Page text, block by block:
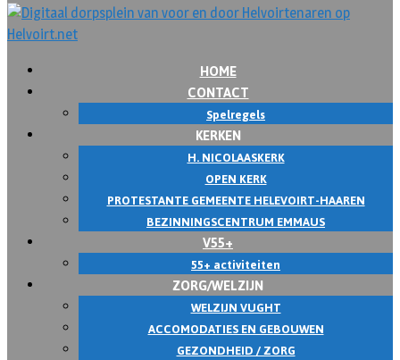
HOME
CONTACT
Spelregels
KERKEN
H. NICOLAASKERK
OPEN KERK
PROTESTANTE GEMEENTE HELEVOIRT-HAAREN
BEZINNINGSCENTRUM EMMAUS
V55+
55+ activiteiten
ZORG/WELZIJN
WELZIJN VUGHT
ACCOMODATIES EN GEBOUWEN
GEZONDHEID / ZORG